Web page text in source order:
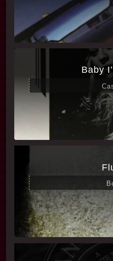
Baby